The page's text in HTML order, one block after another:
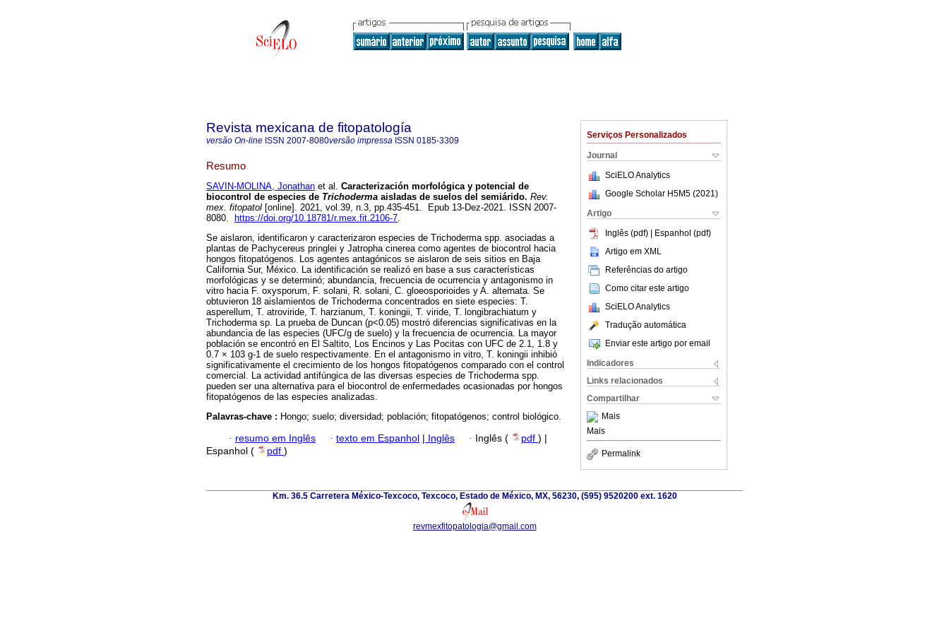
Serviços Personalizados
Journal
SciELO Analytics
Google Scholar H5M5 (2021 )
Artigo
Inglês (pdf) | Espanhol (pdf)
Artigo em XML
Referências do artigo
Como citar este artigo
SciELO Analytics
Tradução automática
Enviar este artigo por email
Indicadores
Links relacionados
Compartilhar
Mais
Mais
Permalink
Revista mexicana de fitopatología
versão On-line ISSN 2007-8080versão impressa ISSN 0185-3309
Resumo
SAVIN-MOLINA, Jonathan et al. Caracterización morfológica y potencial de
biocontrol de especies de Trichoderma aisladas de suelos del semiárido. Rev.
mex. fitopatol [online]. 2021, vol.39, n.3, pp.435-451. Epub 13-Dez-2021. ISSN 2007-
8080.
https://doi.org/10.18781/r.mex.fit.2106-7.
Se aislaron, identificaron y caracterizaron especies de Trichoderma spp. asociadas a
plantas de Pachycereus pringlei y Jatropha cinerea como agentes de biocontrol hacia
hongos fitopatógenos. Los agentes antagónicos se aislaron de seis sitios en Baja
California Sur, México. La identificación se realizó en base a sus características
morfológicas y se determinó; abundancia, frecuencia de ocurrencia y antagonismo in
vitro hacia F. oxysporum, F. solani, R. solani, C. gloeosporioides y A. alternata. Se
obtuvieron 18 aislamientos de Trichoderma concentrados en siete especies: T.
asperellum, T. atroviride, T. harzianum, T. koningii, T. viride, T. longibrachiatum y
Trichoderma sp. La prueba de Duncan (p<0.05) mostró diferencias significativas en la
abundancia de las especies (UFC/g de suelo) y la frecuencia de ocurrencia. La mayor
población se encontró en El Saltito, Los Encinos y Las Pocitas con UFC de 2.1, 1.8 y
0.7 × 103 g-1 de suelo respectivamente. En el antagonismo in vitro, T. koningii inhibió
significativamente el crecimiento de los hongos fitopatógenos comparado con el control
comercial. La actividad antifúngica de las diversas especies de Trichoderma spp.
pueden ser una alternativa para el biocontrol de enfermedades ocasionadas por hongos
fitopatógenos de las especies analizadas.
Palavras-chave : Hongo; suelo; diversidad; población; fitopatógenos; control biológico.
· resumo em Inglês · texto em Espanhol | Inglês · Inglês ( pdf ) |
Espanhol (
pdf )
Km. 36.5 Carretera México-Texcoco, Texcoco, Estado de México, MX, 56230, (595) 9520200 ext. 1620
revmexfitopatologia@gmail.com